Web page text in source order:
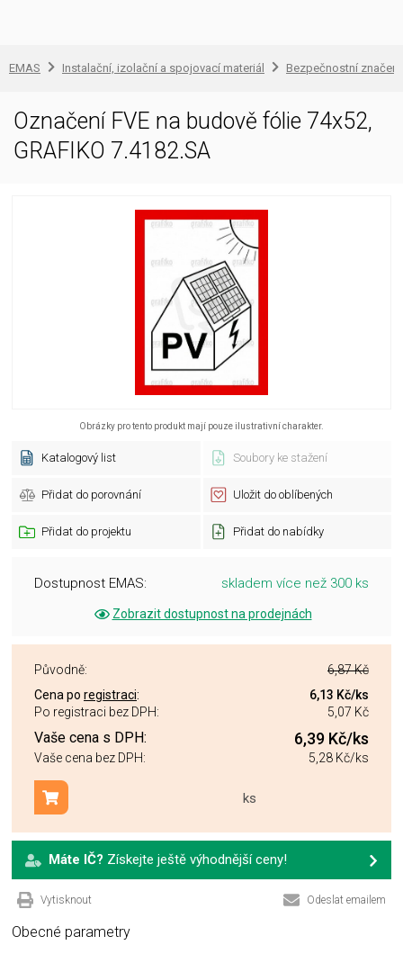
EMAS Instalační, izolační a spojovací materiál Bezpečnostní značení
Označení FVE na budově fólie 74x52,
GRAFIKO 7.4182.SA
Obrázky pro tento produkt mají pouze ilustrativní charakter.
Katalogový list Soubory ke stažení
Přidat do porovnání Uložit do oblíbených
Přidat do projektu Přidat do nabídky
Dostupnost EMAS: skladem více než 300 ks
Zobrazit dostupnost na prodejnách
Původně:
6,87 Kč
Cena po registraci: 6,13 Kč/ks
Po registraci bez DPH:
5,07 Kč
Vaše cena s DPH: 6,39 Kč/ks
Vaše cena bez DPH: 5,28 Kč/ks
ks
Přidat do košíku
Máte IČ? Získejte ještě výhodnější ceny!
Vytisknout Odeslat emailem
Obecné parametry